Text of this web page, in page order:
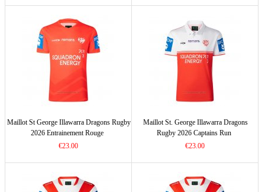
Maillot St George Illawarra Dragons Rugby
2026 Entrainement Rouge
€23.00
Maillot St. George Illawarra Dragons
Rugby 2026 Captains Run
€23.00